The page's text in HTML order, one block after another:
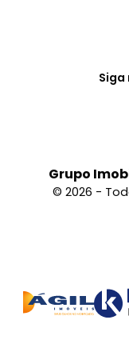
Siga
Grupo
© 2026 -